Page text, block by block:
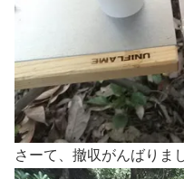
さーて、撤収がんばりま